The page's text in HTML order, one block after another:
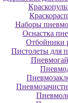
Наборы
Оснастка
Отбойники
Пистолеты для